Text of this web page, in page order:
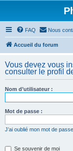
FAQ Nous
Accueil du forum
Vous devez vous
consulter le profil
Nom d’utilisateur :
Mot de passe :
J’ai oublié mon mot de passe
Se souvenir de moi